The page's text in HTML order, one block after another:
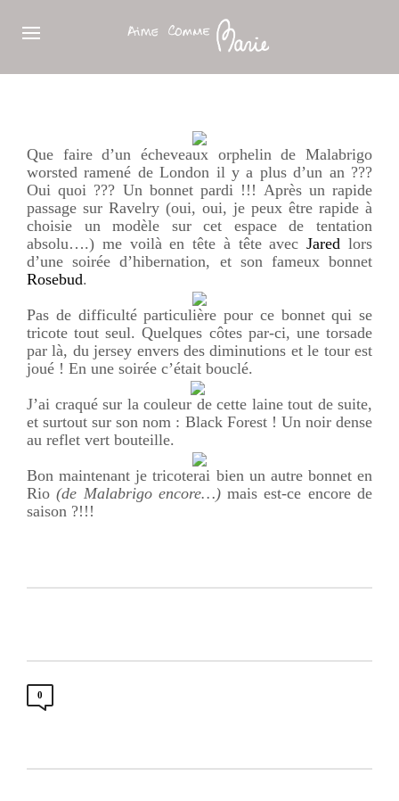
Que faire d’un écheveaux orphelin de Malabrigo
worsted ramené de London il y a plus d’un an ???
Oui quoi ??? Un bonnet pardi !!! Après un rapide
passage sur Ravelry (oui, oui, je peux être rapide à
choisie un modèle sur cet espace de tentation
absolu….) me voilà en tête à tête avecJaredlors
d’une soirée d’hibernation, et son fameux bonnet
Rosebud.
Pas de difficulté particulière pour ce bonnet qui se
tricote tout seul. Quelques côtes par-ci, une torsade
par là, du jersey envers des diminutions et le tour est
joué ! En une soirée c’était bouclé.
J’ai craqué sur la couleur de cette laine tout de suite,
et surtout sur son nom : Black Forest ! Un noir dense
au reflet vert bouteille.
Bon maintenant je tricoterai bien un autre bonnet en
Rio(de Malabrigo encore…)mais est-ce encore de
saison ?!!!
0